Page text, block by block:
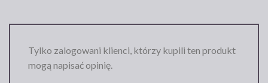
Tylko zalogowani klienci, którzy kupili ten produkt
mogą napisać opinię.